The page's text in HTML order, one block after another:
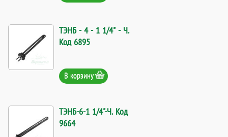
ТЭНБ - 4 - 1 1/4" - Ч.
Код 6895
В корзину
ТЭНБ-6-1 1/4"-Ч. Код
9664